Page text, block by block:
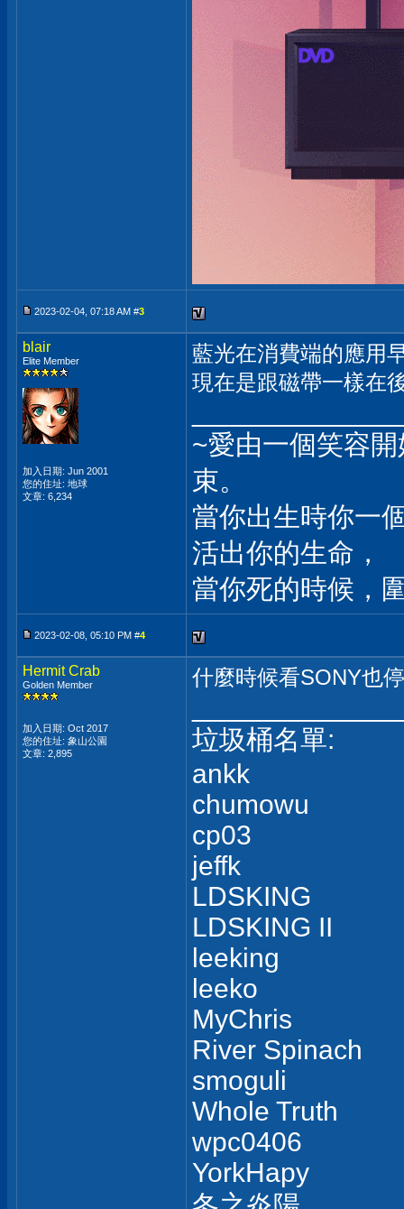
2023-02-04, 07:18 AM #3
blair
Elite Member
加入日期: Jun 2001
您的住址: 地球
文章: 6,234
藍光在消費端的應用
現在是跟磁帶一樣在
~愛由一個笑容
束。
當你出生時你一
活出你的生命，
當你死的時候，
2023-02-08, 05:10 PM #4
Hermit Crab
Golden Member
加入日期: Oct 2017
您的住址: 象山公園
文章: 2,895
什麼時候看SONY也
垃圾桶名單:
ankk
chumowu
cp03
jeffk
LDSKING
LDSKING II
leeking
leeko
MyChris
River Spinach
smoguli
Whole Truth
wpc0406
YorkHapy